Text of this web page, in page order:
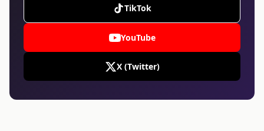
TikTok
YouTube
X (Twitter)